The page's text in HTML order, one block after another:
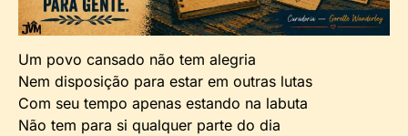
Um povo cansado não tem alegria
Nem disposição para estar em outras lutas
Com seu tempo apenas estando na labuta
Não tem para si qualquer parte do dia